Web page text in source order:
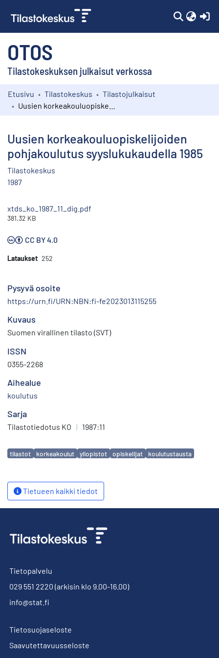
OTOS
Tilastokeskuksen julkaisut verkossa
Kokoelmat
Etusivu Tilastokeskus
Tilastojulkaisut
Uusien korkeakouluopiskelijoiden
pohjakoulutus syyslukukaudella 1985
Tilastokeskus
1987
xtds_ko_1987_11_dig.pdf
381.32 KB
CC BY 4.0
Lataukset 252
Pysyvä osoite
https://urn.fi/URN:NBN:fi-fe2023013115255
Kuvaus
Suomen virallinen tilasto (SVT)
ISSN
0355-2268
Aihealue
koulutus
Sarja
Tilastotiedotus KO | 1987:11
Avainsanat
tilastot korkeakoulut yliopistot opiskelijat koulutustausta
Tietueen kaikki tiedot
Tietopalvelu
029 551 2220 (arkisin klo 9.00-16.00)
info@stat.fi
Tietosuojaseloste
Saavutettavuusseloste